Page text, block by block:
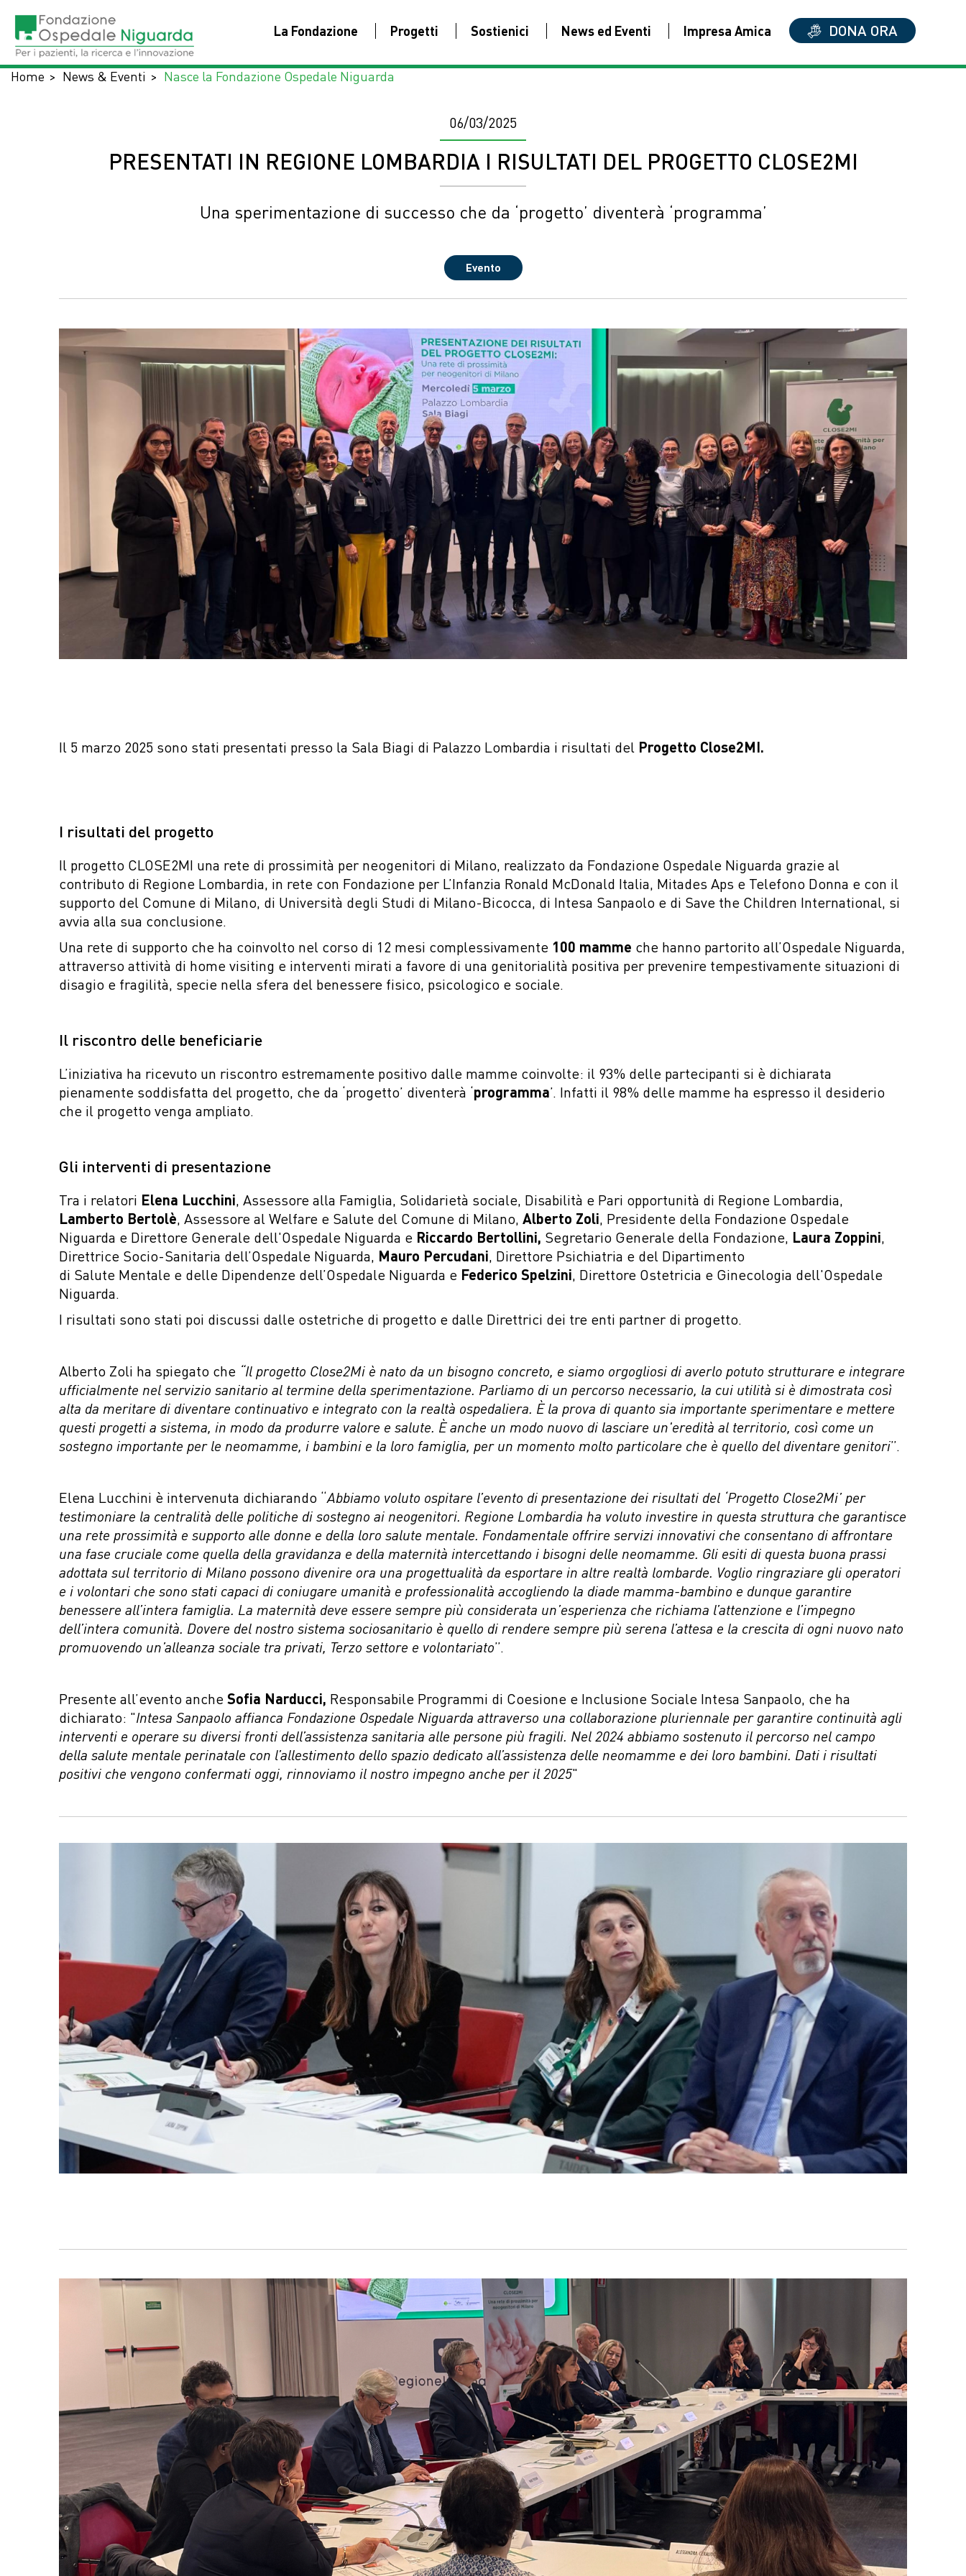
contenuto
principale
La Fondazione Progetti Sostienici News ed Eventi Impresa Amica DONA ORA
Home News & Eventi Nasce la Fondazione Ospedale Niguarda
06/03/2025
PRESENTATI IN REGIONE LOMBARDIA I RISULTATI DEL PROGETTO CLOSE2MI
Una sperimentazione di successo che da ‘progetto’ diventerà ‘programma’
Evento
Il 5 marzo 2025 sono stati presentati presso la Sala Biagi di Palazzo Lombardia i risultati del Progetto Close2MI.
I risultati del progetto
Il progetto CLOSE2MI una rete di prossimità per neogenitori di Milano, realizzato da Fondazione Ospedale Niguarda grazie al
contributo di Regione Lombardia, in rete con Fondazione per L’Infanzia Ronald McDonald Italia, Mitades Aps e Telefono Donna e con il
supporto del Comune di Milano, di Università degli Studi di Milano-Bicocca, di Intesa Sanpaolo e di Save the Children International, si
avvia alla sua conclusione.
Una rete di supporto che ha coinvolto nel corso di 12 mesi complessivamente 100 mamme che hanno partorito all’Ospedale Niguarda,
attraverso attività di home visiting e interventi mirati a favore di una genitorialità positiva per prevenire tempestivamente situazioni di
disagio e fragilità, specie nella sfera del benessere fisico, psicologico e sociale.
Il riscontro delle beneficiarie
L’iniziativa ha ricevuto un riscontro estremamente positivo dalle mamme coinvolte: il 93% delle partecipanti si è dichiarata
pienamente soddisfatta del progetto, che da ‘progetto’ diventerà ‘programma’. Infatti il 98% delle mamme ha espresso il desiderio
che il progetto venga ampliato.
Gli interventi di presentazione
Tra i relatori Elena Lucchini, Assessore alla Famiglia, Solidarietà sociale, Disabilità e Pari opportunità di Regione Lombardia,
Lamberto Bertolè, Assessore al Welfare e Salute del Comune di Milano, Alberto Zoli, Presidente della Fondazione Ospedale
Niguarda e Direttore Generale dell'Ospedale Niguarda e Riccardo Bertollini, Segretario Generale della Fondazione, Laura Zoppini,
Direttrice Socio-Sanitaria dell’Ospedale Niguarda, Mauro Percudani, Direttore Psichiatria e del Dipartimento
di Salute Mentale e delle Dipendenze dell’Ospedale Niguarda e Federico Spelzini, Direttore Ostetricia e Ginecologia dell'Ospedale
Niguarda.
I risultati sono stati poi discussi dalle ostetriche di progetto e dalle Direttrici dei tre enti partner di progetto.
Alberto Zoli ha spiegato che “Il progetto Close2Mi è nato da un bisogno concreto, e siamo orgogliosi di averlo potuto strutturare e integrare
ufficialmente nel servizio sanitario al termine della sperimentazione. Parliamo di un percorso necessario, la cui utilità si è dimostrata così
alta da meritare di diventare continuativo e integrato con la realtà ospedaliera. È la prova di quanto sia importante sperimentare e mettere
questi progetti a sistema, in modo da produrre valore e salute. È anche un modo nuovo di lasciare un'eredità al territorio, così come un
sostegno importante per le neomamme, i bambini e la loro famiglia, per un momento molto particolare che è quello del diventare genitori”.
Elena Lucchini è intervenuta dichiarando “Abbiamo voluto ospitare l’evento di presentazione dei risultati del ‘Progetto Close2Mi’ per
testimoniare la centralità delle politiche di sostegno ai neogenitori. Regione Lombardia ha voluto investire in questa struttura che garantisce
una rete prossimità e supporto alle donne e della loro salute mentale. Fondamentale offrire servizi innovativi che consentano di affrontare
una fase cruciale come quella della gravidanza e della maternità intercettando i bisogni delle neomamme. Gli esiti di questa buona prassi
adottata sul territorio di Milano possono divenire ora una progettualità da esportare in altre realtà lombarde. Voglio ringraziare gli operatori
e i volontari che sono stati capaci di coniugare umanità e professionalità accogliendo la diade mamma-bambino e dunque garantire
benessere all’intera famiglia. La maternità deve essere sempre più considerata un’esperienza che richiama l’attenzione e l’impegno
dell’intera comunità. Dovere del nostro sistema sociosanitario è quello di rendere sempre più serena l’attesa e la crescita di ogni nuovo nato
promuovendo un’alleanza sociale tra privati, Terzo settore e volontariato”.
Presente all’evento anche Sofia Narducci, Responsabile Programmi di Coesione e Inclusione Sociale Intesa Sanpaolo, che ha
dichiarato: "Intesa Sanpaolo affianca Fondazione Ospedale Niguarda attraverso una collaborazione pluriennale per garantire continuità agli
interventi e operare su diversi fronti dell’assistenza sanitaria alle persone più fragili. Nel 2024 abbiamo sostenuto il percorso nel campo
della salute mentale perinatale con l’allestimento dello spazio dedicato all’assistenza delle neomamme e dei loro bambini. Dati i risultati
positivi che vengono confermati oggi, rinnoviamo il nostro impegno anche per il 2025"